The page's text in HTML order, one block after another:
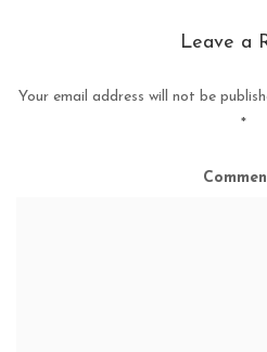
Leave a
Your email address will not be
*